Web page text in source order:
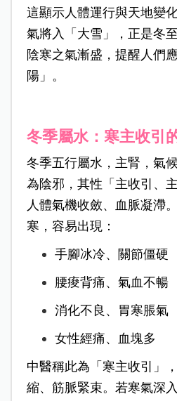
這顯示人體運行與天地變
氣將入「大雪」，正是冬
陰寒之氣漸盛，提醒人們
陽」。
冬季屬水：寒主收引
冬季五行屬水，主腎，氣
為陰邪，其性「主收引、
人體氣機收斂、血脈凝滯
寒，容易出現：
手腳冰冷、關節僵硬
腰痠背痛、氣血不暢
消化不良、胃寒脹氣
女性經痛、血塊多
中醫稱此為「寒主收引」
縮、筋脈緊束。若寒氣深